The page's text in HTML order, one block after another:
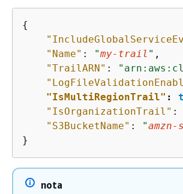
{
"Name" : "my-trail " ,
"TrailARN" :
"IsMultiRegionTrail" :
"IsOrganizationTrail" :
"S3BucketName" : "amzn-
}
nota